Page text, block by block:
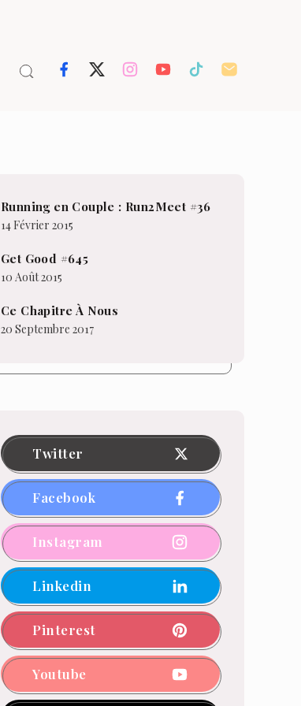
Running en Couple : Run2Meet #36
14 Février 2015
Get Good #645
10 Août 2015
Ce Chapitre À Nous
20 Septembre 2017
Twitter
Facebook
Instagram
Linkedin
Pinterest
Youtube